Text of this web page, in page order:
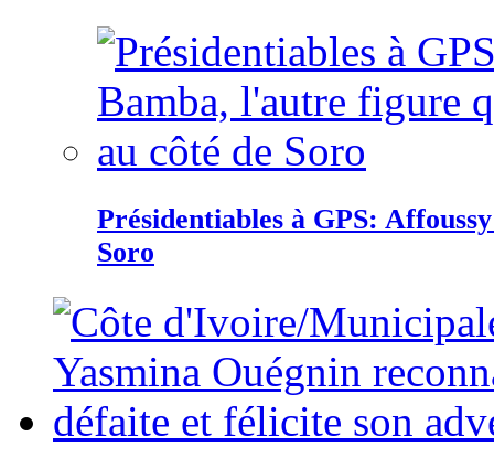
Présidentiables à GPS:
Soro